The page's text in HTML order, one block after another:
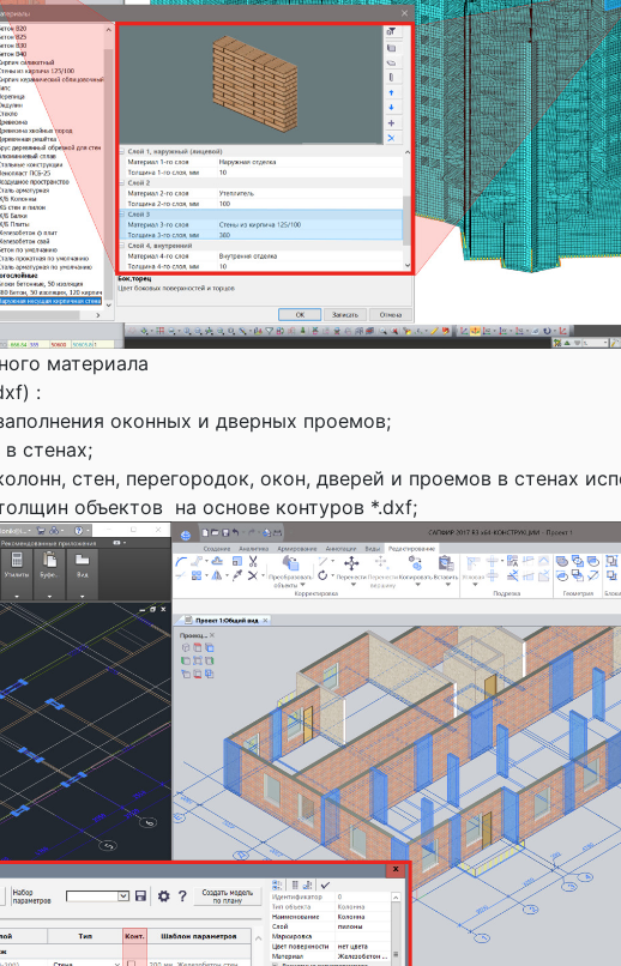
материала
:
оконных и дверных проемов;
стенах;
стен, перегородок, окон, дверей и проемов в стенах
объектов на основе контуров *.dxf;